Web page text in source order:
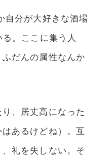
自分が大好きな酒場
る。ここに集う人
だんの属性なんか
、居丈高になった
あるけどね）。互
礼を失しない。そ